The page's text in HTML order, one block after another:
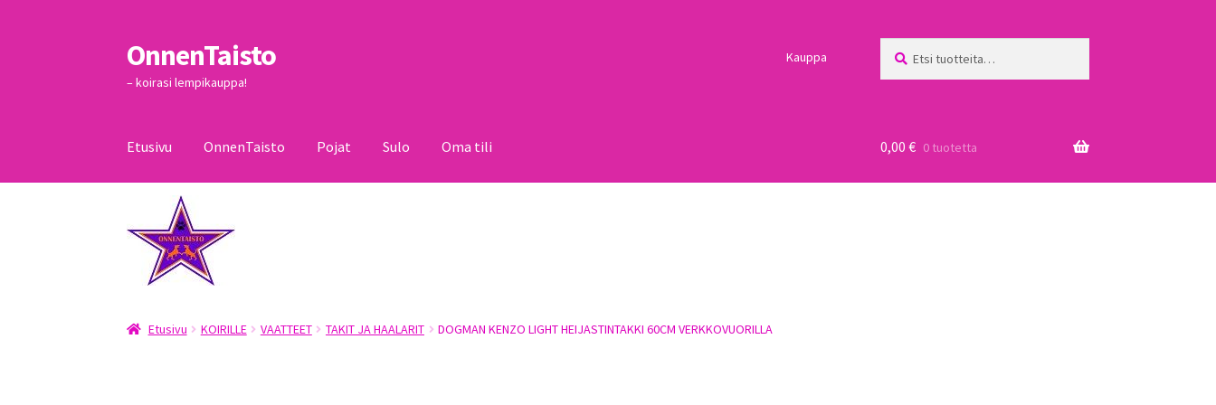
Siirry
navigointiin
Siirry
sisältöön
OnnenTaisto
– koirasi lempikauppa!
Kauppa
Etusivu OnnenTaisto Pojat Sulo Oma tili
Kassa
0,00 € 0 tuotetta
Etusivu KOIRILLE VAATTEET TAKIT JA HAALARIT DOGMAN KENZO LIGHT HEIJASTINTAKKI 60CM VERKKOVUORILLA